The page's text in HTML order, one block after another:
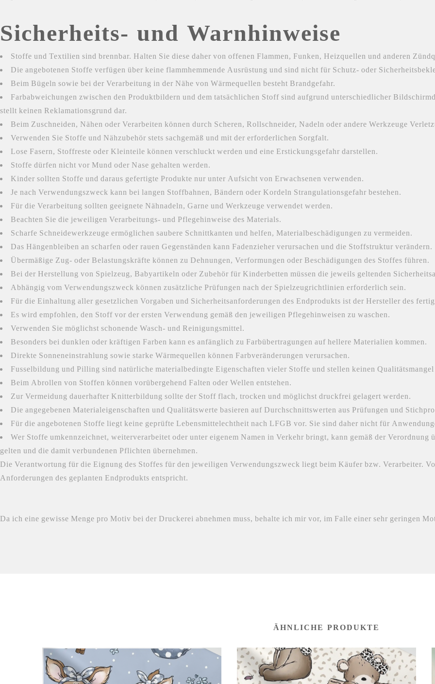
Sicherheits- und Warnhinweise
Stoffe und Textilien sind brennbar. Halten Sie diese daher von offenen Flammen, Funken, Heizquellen und anderen
Die angebotenen Stoffe verfügen über keine flammhemmende Ausrüstung und sind nicht für Schutz- oder
Beim Bügeln sowie bei der Verarbeitung in der Nähe von Wärmequellen besteht Brandgefahr.
Farbabweichungen zwischen den Produktbildern und dem tatsächlichen Stoff sind aufgrund unterschiedlicher
stellt keinen Reklamationsgrund dar.
Beim Zuschneiden, Nähen oder Verarbeiten können durch Scheren, Rollschneider, Nadeln oder andere Werkzeuge
Verwenden Sie Stoffe und Nähzubehör stets sachgemäß und mit der erforderlichen Sorgfalt.
Lose Fasern, Stoffreste oder Kleinteile können verschluckt werden und eine Erstickungsgefahr darstellen.
Stoffe dürfen nicht vor Mund oder Nase gehalten werden.
Kinder sollten Stoffe und daraus gefertigte Produkte nur unter Aufsicht von Erwachsenen verwenden.
Je nach Verwendungszweck kann bei langen Stoffbahnen, Bändern oder Kordeln Strangulationsgefahr bestehen.
Für die Verarbeitung sollten geeignete Nähnadeln, Garne und Werkzeuge verwendet werden.
Beachten Sie die jeweiligen Verarbeitungs- und Pflegehinweise des Materials.
Scharfe Schneidewerkzeuge ermöglichen saubere Schnittkanten und helfen, Materialbeschädigungen zu vermeiden.
Das Hängenbleiben an scharfen oder rauen Gegenständen kann Fadenzieher verursachen und die Stoffstruktur verändern.
Übermäßige Zug- oder Belastungskräfte können zu Dehnungen, Verformungen oder Beschädigungen des Stoffes führen.
Bei der Herstellung von Spielzeug, Babyartikeln oder Zubehör für Kinderbetten müssen die jeweils geltenden
Abhängig vom Verwendungszweck können zusätzliche Prüfungen nach der Spielzeugrichtlinien erforderlich sein.
Für die Einhaltung aller gesetzlichen Vorgaben und Sicherheitsanforderungen des Endprodukts ist der Hersteller des
Es wird empfohlen, den Stoff vor der ersten Verwendung gemäß den jeweiligen Pflegehinweisen zu waschen.
Verwenden Sie möglichst schonende Wasch- und Reinigungsmittel.
Besonders bei dunklen oder kräftigen Farben kann es anfänglich zu Farbübertragungen auf hellere Materialien kommen.
Direkte Sonneneinstrahlung sowie starke Wärmequellen können Farbveränderungen verursachen.
Fusselbildung und Pilling sind natürliche materialbedingte Eigenschaften vieler Stoffe und stellen keinen Qualitätsmangel
Beim Abrollen von Stoffen können vorübergehend Falten oder Wellen entstehen.
Zur Vermeidung dauerhafter Knitterbildung sollte der Stoff flach, trocken und möglichst druckfrei gelagert werden.
Die angegebenen Materialeigenschaften und Qualitätswerte basieren auf Durchschnittswerten aus Prüfungen und
Für die angebotenen Stoffe liegt keine geprüfte Lebensmittelechtheit nach LFGB vor. Sie sind daher nicht für
Wer Stoffe umkennzeichnet, weiterverarbeitet oder unter eigenem Namen in Verkehr bringt, kann gemäß der
gelten und die damit verbundenen Pflichten übernehmen.
Die Verantwortung für die Eignung des Stoffes für den jeweiligen Verwendungszweck liegt beim Käufer bzw. Verarbeiter.
Anforderungen des geplanten Endprodukts entspricht.
Da ich eine gewisse Menge pro Motiv bei der Druckerei abnehmen muss, behalte ich mir vor, im Falle einer sehr geringen
ÄHNLICHE PRODUKTE